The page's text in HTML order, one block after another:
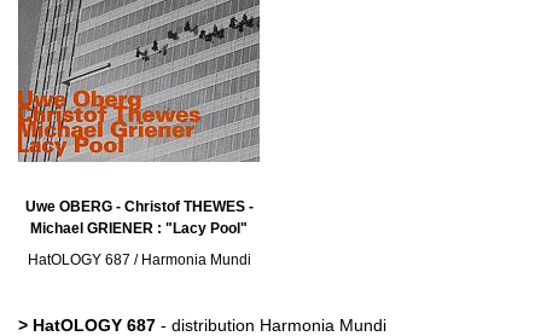
Uwe OBERG - Christof THEWES -
Michael GRIENER : "Lacy Pool"
HatOLOGY 687 / Harmonia Mundi
> HatOLOGY 687 - distribution Harmonia Mundi